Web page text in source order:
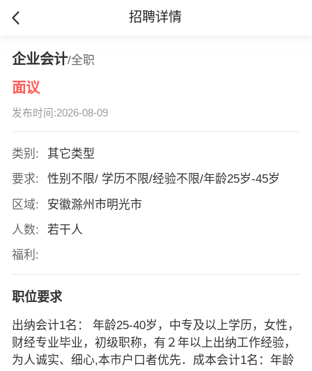
招聘详情
企业会计/全职
面议
发布时间:2026-08-09
类别:
其它类型
要求:
性别不限/ 学历不限/经验不限/年龄25岁-45岁
区域:
安徽滁州市明光市
人数:
若干人
福利:
职位要求
出纳会计1名： 年龄25-40岁，中专及以上学历，女性，
财经专业毕业，初级职称，有２年以上出纳工作经验，
为人诚实、细心,本市户口者优先．成本会计1名：年龄